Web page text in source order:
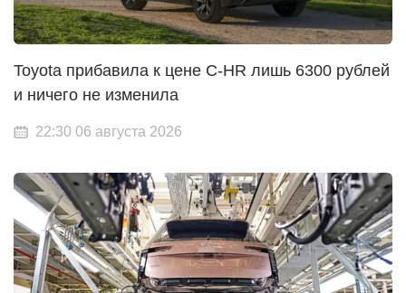
Toyota прибавила к цене C-HR лишь 6300 рублей
и ничего не изменила
22:30 06 августа 2026